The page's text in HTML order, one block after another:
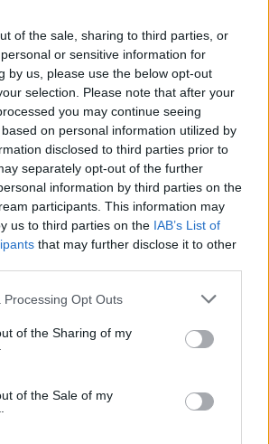
of the sale, sharing to third parties, or
or sensitive information for
by us, please use the below opt-out
selection. Please note that after your
you may continue seeing
on personal information utilized by
disclosed to third parties prior to
separately opt-out of the further
information by third parties on the
participants. This information may
us to third parties on the IAB’s List of
that may further disclose it to other
Processing Opt Outs
of the Sharing of my
of the Sale of my
trendit ovat liikkeissään
omaksutaan nopeasti ja
Yhteistyössä
Tyyliniekka
Viihde